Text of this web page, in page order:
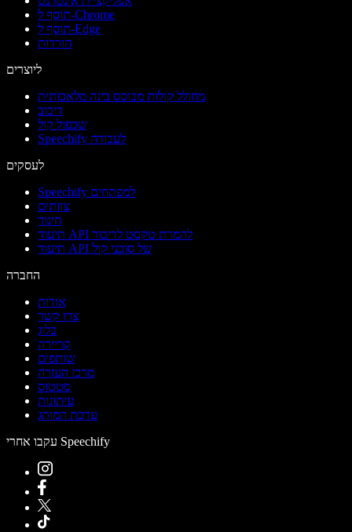
תוסף ל-Chrome
תוסף ל-Edge
הורדות
ליוצרים
מחולל קולות מבוסס בינה מלאכותית
דיבוב
שכפול קול
Speechify לעבודה
לעסקים
Speechify למפתחים
צוותים
חינוך
תיעוד API להמרת טקסט לדיבור
תיעוד API של סוכני קול
החברה
אודות
צרו קשר
בלוג
קריירה
שותפים
מרכז העזרה
סטטוס
עיתונות
ערכת המותג
עקבו אחרי Speechify